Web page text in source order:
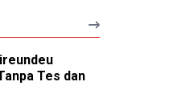
Tes dan